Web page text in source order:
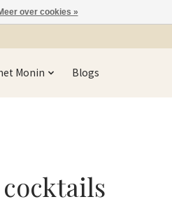
Monin Blogs
over cookies »